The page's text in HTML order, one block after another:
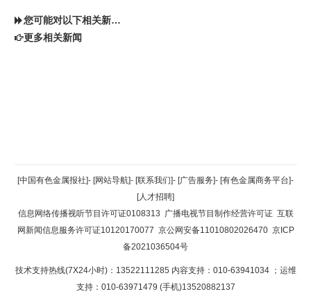
您可能对以下相关新闻同样感兴趣
更多相关新闻
返回顶部
返回首页
[中国有色金属报社]- [网站导航]- [联系我们]- [广告服务]- [有色金属商务平台]-
[人才招聘]
信息网络传播视听节目许可证0108313 广播电视节目制作经营许可证 互联
网新闻信息服务许可证10120170077 京公网安备11010802026470 京ICP
备2021036504号
技术支持热线(7X24小时)：13522111285 内容支持：010-63941034 ；运维
支持：010-63971479 (手机)13520882137